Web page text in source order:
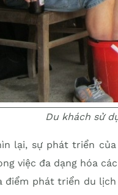
Du khách sử
lại, sự phát triển
việc đa dạng hóa
điểm phát triển du